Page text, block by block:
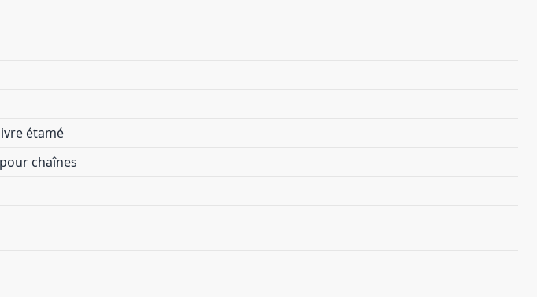
étamé
chaînes